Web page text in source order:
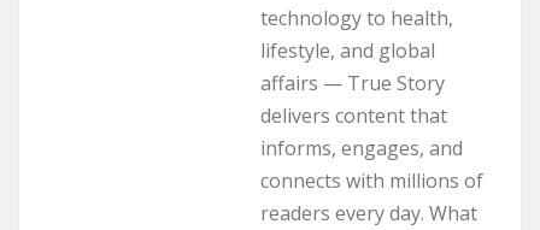
technology to health,
lifestyle, and global
affairs — True Story
delivers content that
informs, engages, and
connects with millions of
readers every day. What